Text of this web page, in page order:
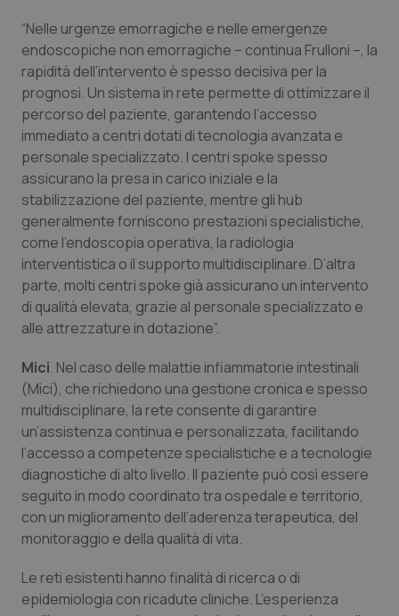
Sardegna
Sicilia
Toscana
Umbria
Valle D’Aosta
Veneto
Malattia di Crohn & Rettocolite Ulcerosa
Neuroscienze & patologie neurodegenerative
Obesità
Oftalmologia
Oncodermatologia
Oncoematologia
Oncologia & Nutrizione
Psoriasi & pelle
Quotidiano Cardiologia
Quotidiano Chirurgia
Quotidiano Oncologia
Quotidiano Pediatria
Rene & patologie urogenitali
“Nelle urgenze emorragiche e nelle emergenze
endoscopiche non emorragiche – continua Frulloni –, la
rapidità dell’intervento è spesso decisiva per la
prognosi. Un sistema in rete permette di ottimizzare il
percorso del paziente, garantendo l’accesso
immediato a centri dotati di tecnologia avanzata e
personale specializzato. I centri spoke spesso
assicurano la presa in carico iniziale e la
stabilizzazione del paziente, mentre gli hub
generalmente forniscono prestazioni specialistiche,
come l’endoscopia operativa, la radiologia
interventistica o il supporto multidisciplinare. D’altra
parte, molti centri spoke già assicurano un intervento
di qualità elevata, grazie al personale specializzato e
alle attrezzature in dotazione”.
Mici. Nel caso delle malattie infiammatorie intestinali
(Mici), che richiedono una gestione cronica e spesso
multidisciplinare, la rete consente di garantire
un’assistenza continua e personalizzata, facilitando
l’accesso a competenze specialistiche e a tecnologie
diagnostiche di alto livello. Il paziente può così essere
seguito in modo coordinato tra ospedale e territorio,
con un miglioramento dell’aderenza terapeutica, del
monitoraggio e della qualità di vita.
Le reti esistenti hanno finalità di ricerca o di
epidemiologia con ricadute cliniche. L’esperienza